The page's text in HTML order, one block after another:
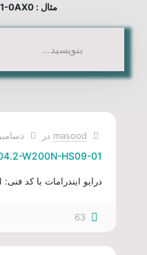
مثال : 6AV2124-0MC01-0AX0
masood در دسامبر 23,
W200N-HS09-01
درایو ایندرامات با کد فنی: HDS04.2-W200N-HS09-01
63